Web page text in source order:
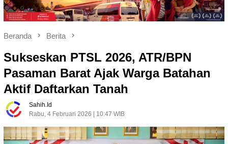
Beranda Berita
Sukseskan PTSL 2026, ATR/BPN
Pasaman Barat Ajak Warga Batahan
Aktif Daftarkan Tanah
Sahih.id
Rabu, 4 Februari 2026 | 10:47 WIB